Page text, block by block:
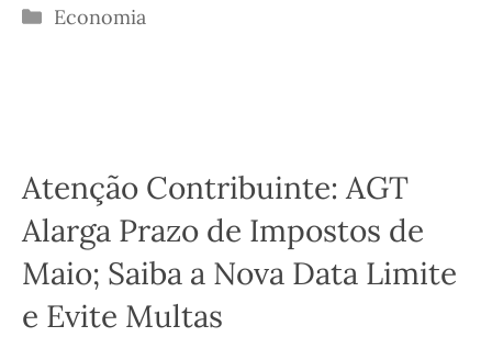
Categorias
Economia
Atenção Contribuinte: AGT
Alarga Prazo de Impostos de
Maio; Saiba a Nova Data Limite
e Evite Multas